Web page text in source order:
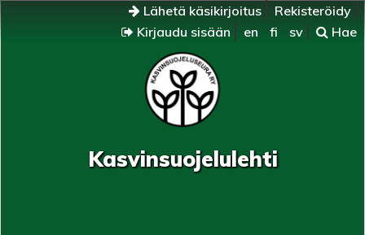
Lähetä käsikirjoitus
Rekisteröidy
Kirjaudu sisään
en fi sv Hae
Kasvinsuojelulehti